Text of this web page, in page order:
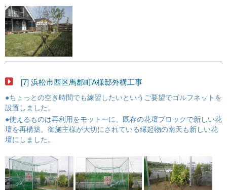
[7] 浜松市西区馬郡町A様邸外構工事
●ちょっとの空き時間でも練習したいというご要望でゴルフネットを
設置しました。
●使えるものは再利用をモットーに、既存の花壇ブロックで新しい花
壇を再構築。御施主様が大切にされている縁起物の南天も新しい花
壇にしました。